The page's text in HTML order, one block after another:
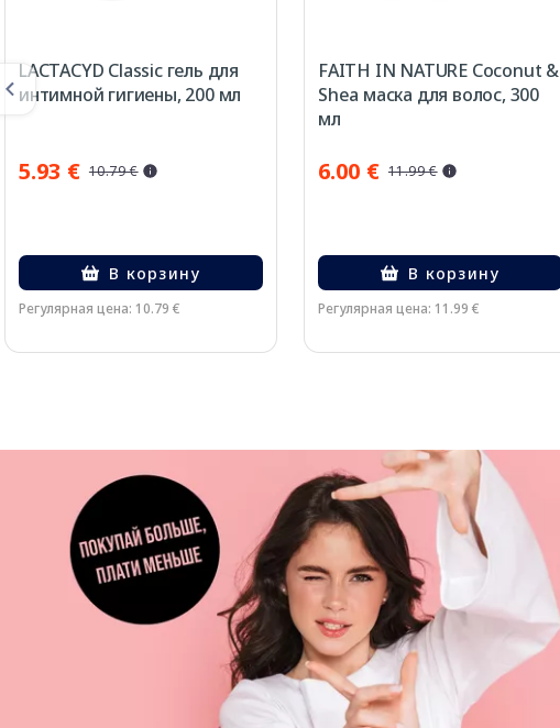
LACTACYD Classic гель для
интимной гигиены, 200 мл
5.93 € 10.79 €
В корзину
Регулярная цена: 10.79 €
FAITH IN NATURE Coconut &
Shea маска для волос, 300
мл
6.00 € 11.99 €
В корзину
Регулярная цена: 11.99 €